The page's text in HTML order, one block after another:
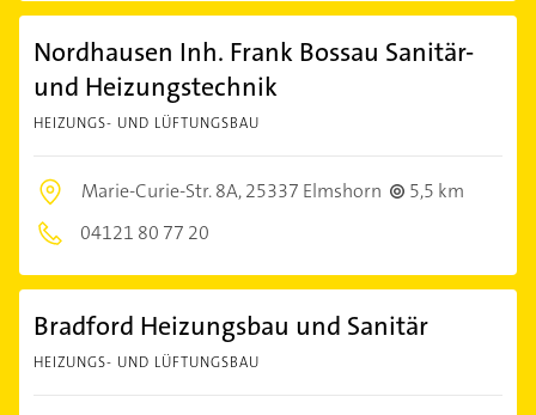
Nordhausen Inh. Frank Bossau Sanitär-
und Heizungstechnik
HEIZUNGS- UND LÜFTUNGSBAU
Marie-Curie-Str. 8A,25337 Elmshorn
5,5 km
04121 80 77 20
Bradford Heizungsbau und Sanitär
HEIZUNGS- UND LÜFTUNGSBAU